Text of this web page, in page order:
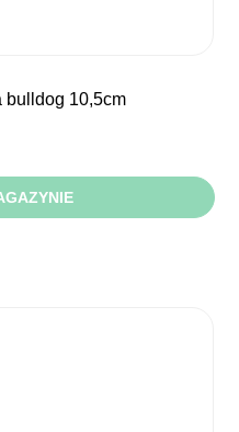
bulldog 10,5cm